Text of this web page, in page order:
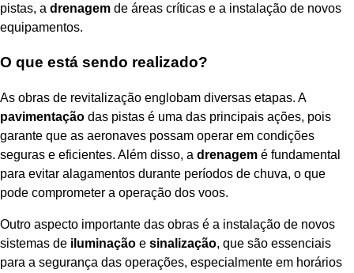
pistas, a drenagem de áreas críticas e a instalação de novos
equipamentos.
O que está sendo realizado?
As obras de revitalização englobam diversas etapas. A
pavimentação das pistas é uma das principais ações, pois
garante que as aeronaves possam operar em condições
seguras e eficientes. Além disso, a drenagem é fundamental
para evitar alagamentos durante períodos de chuva, o que
pode comprometer a operação dos voos.
Outro aspecto importante das obras é a instalação de novos
sistemas de iluminação e sinalização, que são essenciais
para a segurança das operações, especialmente em horários